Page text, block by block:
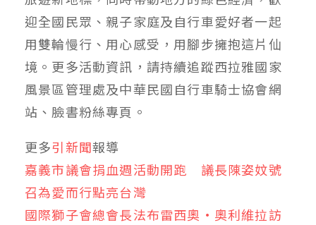
迎全國民眾、親子家庭及自行車愛好者一起
用雙輪慢行、用心感受，用腳步擁抱這片仙
境。更多活動資訊，請持續追蹤西拉雅國家
風景區管理處及中華民國自行車騎士協會網
站、臉書粉絲專頁。
更多引新聞報導
嘉義市議會捐血週活動開跑 議長陳姿妏號
召為愛而行點亮台灣
國際獅子會總會長法布雷西奧·奧利維拉訪